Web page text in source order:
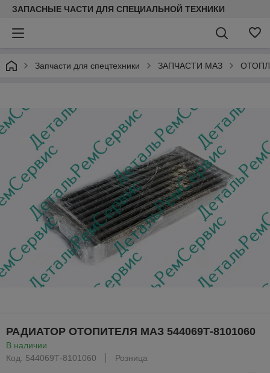
ЗАПАСНЫЕ ЧАСТИ ДЛЯ СПЕЦИАЛЬНОЙ ТЕХНИКИ
Запчасти для спецтехники ЗАПЧАСТИ МАЗ
РАДИАТОР ОТОПИТЕЛЯ МАЗ 544069Т-8101060
В наличии
Код: 544069Т-8101060
Розница